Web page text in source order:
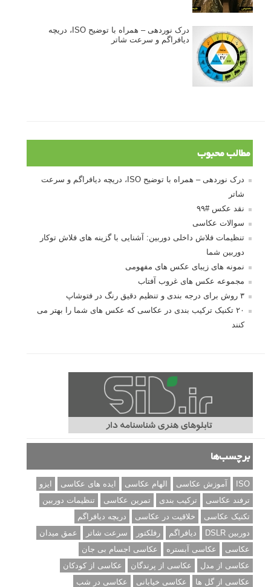
درک نوردهی – همراه با توضیح ISO، دریچه
دیافراگم و سرعت شاتر
مطالب محبوب
درک نوردهی – همراه با توضیح ISO، دریچه دیافراگم و سرعت
شاتر
نقد عکس #۹۹
سوالات عکاسی
تنظیمات فلاش داخلی دوربین: آشنایی با گزینه های فلاش توکار
دوربین شما
نمونه های زیبای عکس های مفهومی
مجموعه عکس های غروب آفتاب
۳ روش برای درجه بندی و تنظیم دقیق رنگ در فتوشاپ
۲۰ تکنیک ترکیب بندی در عکاسی که عکس های شما را بهتر می
کنند
برچسب‌ها
ISO آموزش عکاسی الهام عکاسی ایده های عکاسی
ایزو
ترفند عکاسی
ترکیب بندی تمرین عکاسی
تنظیمات دوربین
تکنیک عکاسی
خلاقیت در عکاسی
دریچه دیافراگم
دوربین DSLR
دیافراگم رفلکتور سرعت شاتر
عمق میدان
عکاسی
عکاسی آبستره
عکاسی اجسام بی جان
عکاسی از مدل
عکاسی از پرندگان
عکاسی از کودکان
عکاسی از گل ها
عکاسی خیابانی
عکاسی در شب